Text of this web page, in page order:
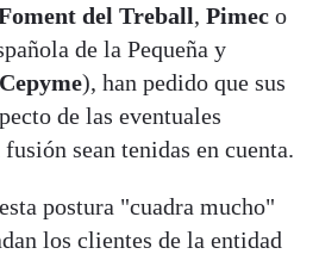
del Treball, Pimec o
de la Pequeña y
Cepyme), han pedido que sus
de las eventuales
sean tenidas en cuenta.
postura "cuadra mucho"
los clientes de la entidad